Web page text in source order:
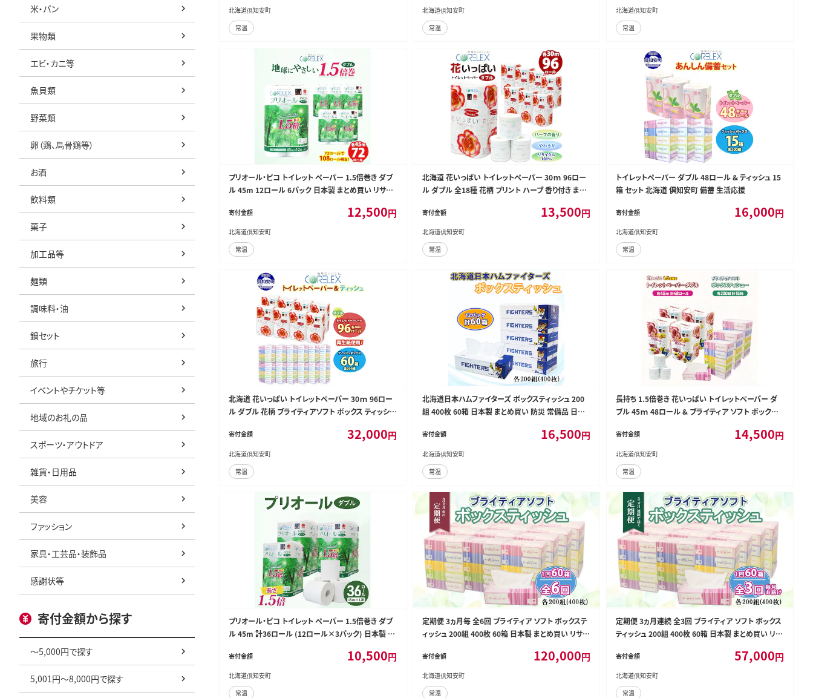
米・パン
果物類
エビ・カニ等
魚貝類
野菜類
卵（鶏、烏骨鶏等）
お酒
飲料類
菓子
加工品等
麺類
調味料・油
鍋セット
旅行
イベントやチケット等
地域のお礼の品
スポーツ・アウトドア
雑貨・日用品
美容
ファッション
家具・工芸品・装飾品
感謝状等
寄付金額から探す
～5,000円で探す
5,001円～8,000円で探す
北海道倶知安町
常温
北海道倶知安町
常温
日用品
北海道倶知安町
常温
プリオール・ピコ トイレット ペーパー 1.5倍巻き ダブ
ル 45m 12ロール 6パック 日本製 まとめ買い リサイ
日用品 備蓄 送料無料 北海道 倶知安町 倶知安町
寄付金額 12,500円
北海道倶知安町
常温
北海道 花いっぱい トイレットペーパー 30ｍ 96ロー
ル ダブル 全18種 花柄 プリント ハーブ 香り付き まと
雑貨 消耗品 備蓄 日用品 生活必需品 倶知安町 福祉
用品 フェイシャルティシュ
寄付金額 13,500円
北海道倶知安町
常温
トイレットペーパー ダブル 48ロール & ティッシュ 15
箱 セット 北海道 倶知安町 備蓄 生活応援
寄付金額 16,000円
北海道倶知安町
常温
北海道 花いっぱい トイレットペーパー 30ｍ 96ロー
ル ダブル 花柄 ブライティアソフト ボックス ティッシ
買い リサイクル 消耗品 生活必需品 備蓄 送料無料 倶
知安町 日用品
寄付金額 32,000円
北海道倶知安町
常温
北海道日本ハムファイターズ ボックスティッシュ 200
組 400枚 60箱 日本製 まとめ買い 防災 常備品 日用
ッシュ ペーパー 倶知安町 トイレ
寄付金額 16,500円
北海道倶知安町
常温
長持ち 1.5倍巻き 花いっぱい トイレットペーパー ダ
ブル 45ｍ 48ロール & ブライティア ソフト ボックス
香り付き 日本製 まとめ買い 防災 常備品 消耗品 備蓄
北海道
寄付金額 14,500円
北海道倶知安町
常温
プリオール・ピコ トイレット ペーパー 1.5倍巻き ダブ
ル 45m 計36ロール (12ロール×3パック) 日本製 ま
ーパー 消耗品 日用品 備蓄 送料無料 北海道 倶知安
町
寄付金額 10,500円
北海道倶知安町
常温
定期便 3ヵ月毎 全6回 ブライティア ソフト ボックステ
ィッシュ 200組 400枚 60箱 日本製 まとめ買い リサイ
備蓄 ペーパー 紙 北海道 倶知安町 日用品
寄付金額 120,000円
北海道倶知安町
常温
定期便 3ヵ月連続 全3回 ブライティア ソフト ボックス
ティッシュ 200組 400枚 60箱 日本製 まとめ買い リサ
品 備蓄 ペーパー 紙 北海道 倶知安町 日用品
寄付金額 57,000円
北海道倶知安町
常温